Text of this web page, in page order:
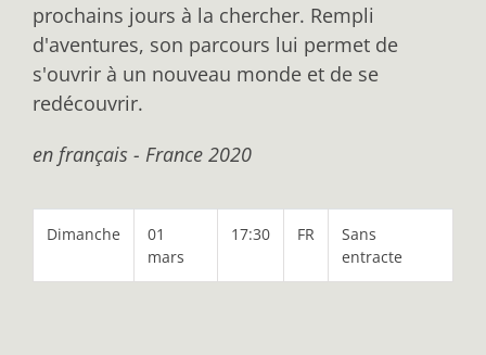
prochains jours à la chercher. Rempli
d'aventures, son parcours lui permet de
s'ouvrir à un nouveau monde et de se
redécouvrir.
en français - France 2020
Dimanche
01
mars
17:30 FR
Sans
entracte